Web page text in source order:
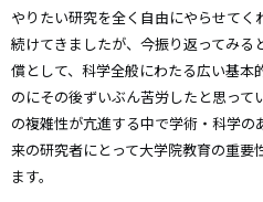
やりたい研究を全く自由にやらせて
続けてきましたが、今振り返ってみる
償として、科学全般にわたる広い基本
のにその後ずいぶん苦労したと思って
の複雑性が亢進する中で学術・科学
来の研究者にとって大学院教育の重要
ます。